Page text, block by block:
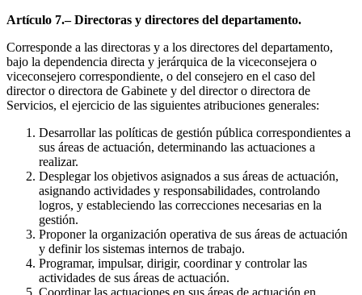
Artículo 7.– Directoras y directores del departamento.
Corresponde a las directoras y a los directores del departamento,
bajo la dependencia directa y jerárquica de la viceconsejera o
viceconsejero correspondiente, o del consejero en el caso del
director o directora de Gabinete y del director o directora de
Servicios, el ejercicio de las siguientes atribuciones generales:
Desarrollar las políticas de gestión pública correspondientes a
sus áreas de actuación, determinando las actuaciones a
realizar.
Desplegar los objetivos asignados a sus áreas de actuación,
asignando actividades y responsabilidades, controlando
logros, y estableciendo las correcciones necesarias en la
gestión.
Proponer la organización operativa de sus áreas de actuación
y definir los sistemas internos de trabajo.
Programar, impulsar, dirigir, coordinar y controlar las
actividades de sus áreas de actuación.
Coordinar las actuaciones en sus áreas de actuación en